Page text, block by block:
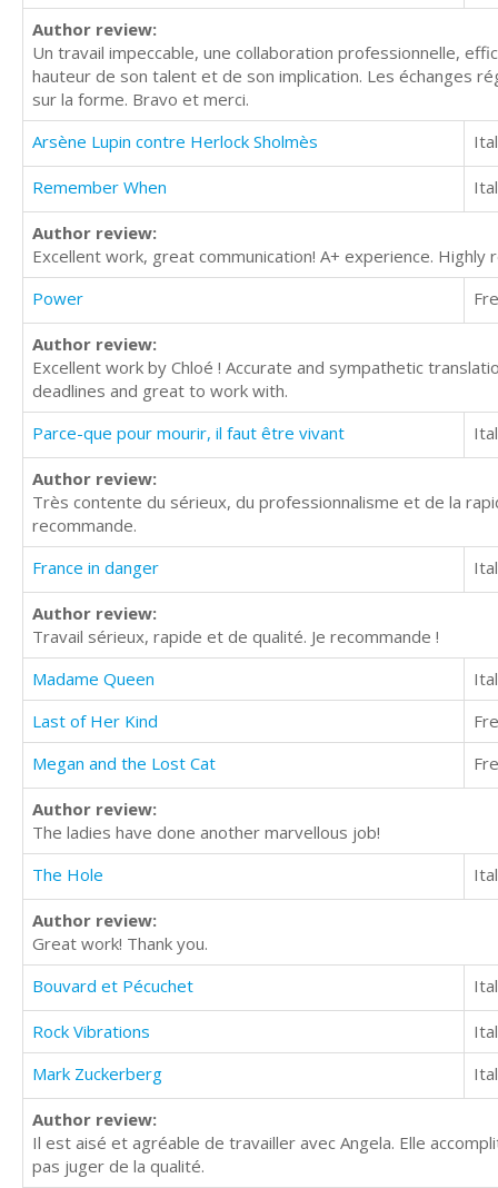
Author review:
Un travail impeccable, une collaboration professionnelle,
hauteur de son talent et de son implication. Les échanges
sur la forme. Bravo et merci.
Arsène Lupin contre Herlock Sholmès
Remember When
Author review:
Excellent work, great communication! A+ experience. Highly
Power
Author review:
Excellent work by Chloé ! Accurate and sympathetic
deadlines and great to work with.
Parce-que pour mourir, il faut être vivant
Author review:
Très contente du sérieux, du professionnalisme et de la
recommande.
France in danger
Author review:
Travail sérieux, rapide et de qualité. Je recommande !
Madame Queen
Last of Her Kind
Megan and the Lost Cat
Author review:
The ladies have done another marvellous job!
The Hole
Author review:
Great work! Thank you.
Bouvard et Pécuchet
Rock Vibrations
Mark Zuckerberg
Author review:
Il est aisé et agréable de travailler avec Angela. Elle
pas juger de la qualité.